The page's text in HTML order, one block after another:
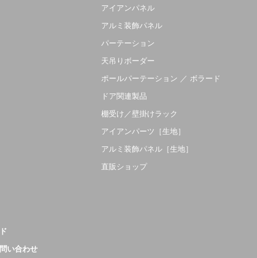
アイアンパネル
アルミ装飾パネル
パーテーション
天吊りボーダー
ポールパーテーション ／ ボラード
ドア関連製品
棚受け／壁掛けラック
アイアンパーツ［生地］
アルミ装飾パネル［生地］
直販ショップ
い合わせ